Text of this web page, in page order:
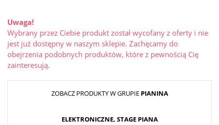
Uwaga!
Wybrany przez Ciebie produkt został wycofany z oferty i nie
jest już dostępny w naszym sklepie. Zachęcamy do
obejrzenia podobnych produktów, które z pewnością Cię
zainteresują.
ZOBACZ PRODUKTY W GRUPIE PIANINA
ELEKTRONICZNE, STAGE PIANA